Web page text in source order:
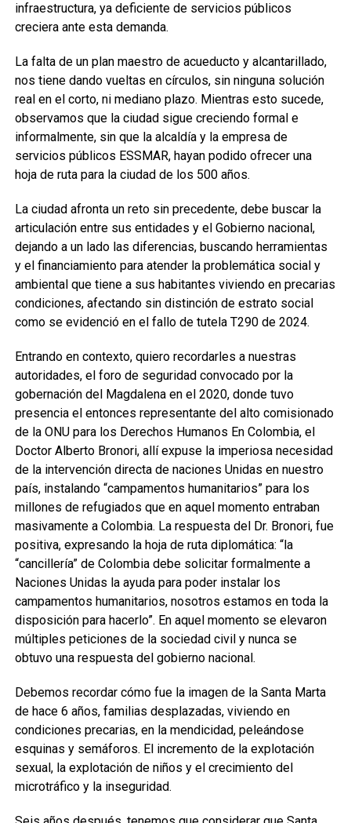
infraestructura, ya deficiente de servicios públicos
creciera ante esta demanda.
La falta de un plan maestro de acueducto y alcantarillado,
nos tiene dando vueltas en círculos, sin ninguna solución
real en el corto, ni mediano plazo. Mientras esto sucede,
observamos que la ciudad sigue creciendo formal e
informalmente, sin que la alcaldía y la empresa de
servicios públicos ESSMAR, hayan podido ofrecer una
hoja de ruta para la ciudad de los 500 años.
La ciudad afronta un reto sin precedente, debe buscar la
articulación entre sus entidades y el Gobierno nacional,
dejando a un lado las diferencias, buscando herramientas
y el financiamiento para atender la problemática social y
ambiental que tiene a sus habitantes viviendo en precarias
condiciones, afectando sin distinción de estrato social
como se evidenció en el fallo de tutela T290 de 2024.
Entrando en contexto, quiero recordarles a nuestras
autoridades, el foro de seguridad convocado por la
gobernación del Magdalena en el 2020, donde tuvo
presencia el entonces representante del alto comisionado
de la ONU para los Derechos Humanos En Colombia, el
Doctor Alberto Bronori, allí expuse la imperiosa necesidad
de la intervención directa de naciones Unidas en nuestro
país, instalando “campamentos humanitarios” para los
millones de refugiados que en aquel momento entraban
masivamente a Colombia. La respuesta del Dr. Bronori, fue
positiva, expresando la hoja de ruta diplomática: “la
“cancillería” de Colombia debe solicitar formalmente a
Naciones Unidas la ayuda para poder instalar los
campamentos humanitarios, nosotros estamos en toda la
disposición para hacerlo”. En aquel momento se elevaron
múltiples peticiones de la sociedad civil y nunca se
obtuvo una respuesta del gobierno nacional.
Debemos recordar cómo fue la imagen de la Santa Marta
de hace 6 años, familias desplazadas, viviendo en
condiciones precarias, en la mendicidad, peleándose
esquinas y semáforos. El incremento de la explotación
sexual, la explotación de niños y el crecimiento del
microtráfico y la inseguridad.